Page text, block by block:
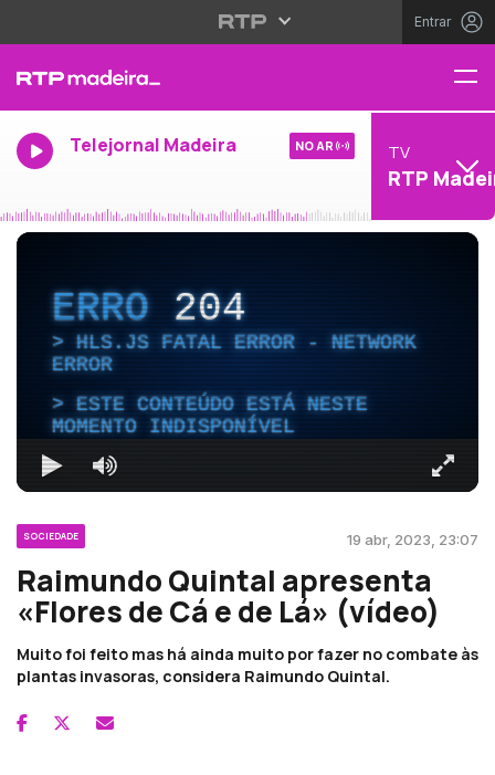
Entrar
Telejornal Madeira NO AR TV
RTP
ERRO204
HLS.JS FATAL ERROR - NETWORK
ERROR
ESTE CONTEÚDO ESTÁ NESTE
MOMENTO INDISPONÍVEL
SOCIEDADE 19 abr, 2023, 23:07
Raimundo Quintal apresenta
«Flores de Cá e de Lá» (vídeo)
Muito foi feito mas há ainda muito por fazer no combate às
plantas invasoras, considera Raimundo Quintal.